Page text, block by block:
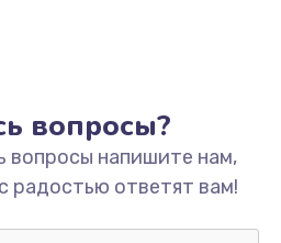
вопросы?
вопросы напишите нам,
радостью ответят вам!